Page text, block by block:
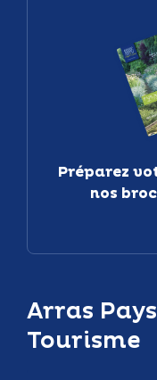
Arras
Tourisme
Préparez
nos